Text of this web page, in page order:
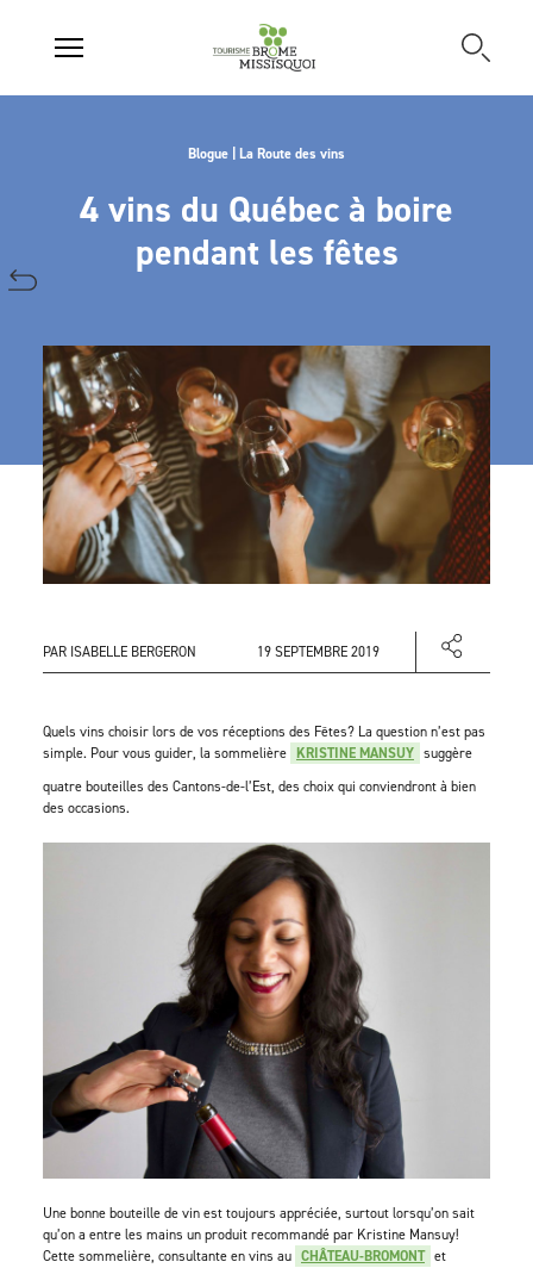
Blogue | La Route des vins
4 vins du Québec à boire
pendant les fêtes
PAR ISABELLE BERGERON 19 SEPTEMBRE 2019
Quels vins choisir lors de vos réceptions des Fêtes? La question n’est pas
simple. Pour vous guider, la sommelière KRISTINE MANSUY suggère
quatre bouteilles des Cantons-de-l’Est, des choix qui conviendront à bien
des occasions.
Une bonne bouteille de vin est toujours appréciée, surtout lorsqu’on sait
qu’on a entre les mains un produit recommandé par Kristine Mansuy!
Cette sommelière, consultante en vins au CHÂTEAU-BROMONT et